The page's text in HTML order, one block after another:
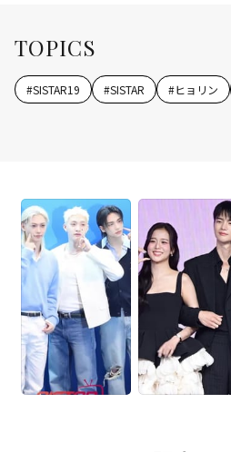
TOPICS
#SISTAR19 #SISTAR #ヒョリン